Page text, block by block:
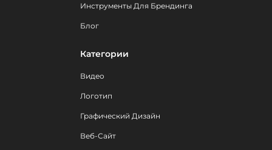
Инструменты Для Брендинга
Блог
Категории
Видео
Логотип
Графический Дизайн
Веб-Сайт